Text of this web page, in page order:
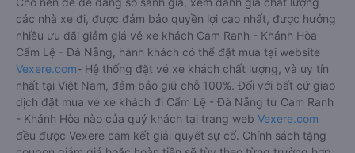
các nhà xe đi, được đảm bảo quyền lợi cao nhất, được hưởng
nhiều ưu đãi giảm giá vé xe khách Cam Ranh - Khánh Hòa
Cẩm Lệ - Đà Nẵng, hành khách có thể đặt mua tại website
Vexere.com- Hệ thống đặt vé xe khách chất lượng, và uy tín
nhất tại Việt Nam, đảm bảo giữ chỗ 100%. Đối với bất cứ giao
dịch đặt mua vé xe khách đi Cẩm Lệ - Đà Nẵng từ Cam Ranh
- Khánh Hòa nào của quý khách tại trang web Vexere.com
đều được Vexere cam kết giải quyết sự cố. Chính sách tặng